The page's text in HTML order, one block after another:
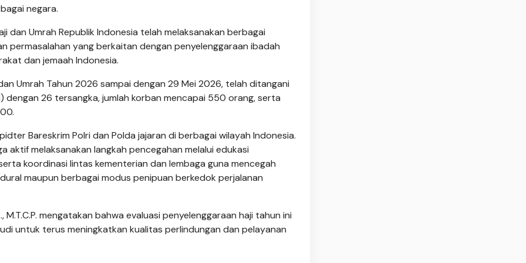
negara.
dan Umrah Republik Indonesia telah melaksanakan berbagai
permasalahan yang berkaitan dengan penyelenggaraan ibadah
dan jemaah Indonesia.
Umrah Tahun 2026 sampai dengan 29 Mei 2026, telah ditangani
dengan 26 tersangka, jumlah korban mencapai 550 orang, serta
Bareskrim Polri dan Polda jajaran di berbagai wilayah Indonesia.
aktif melaksanakan langkah pencegahan melalui edukasi
koordinasi lintas kementerian dan lembaga guna mencegah
maupun berbagai modus penipuan berkedok perjalanan
M.T.C.P. mengatakan bahwa evaluasi penyelenggaraan haji tahun ini
untuk terus meningkatkan kualitas perlindungan dan pelayanan